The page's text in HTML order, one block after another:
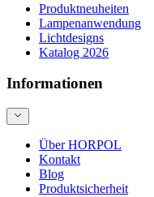
Produktneuheiten
Lampenanwendung
Lichtdesigns
Katalog 2026
Informationen
Über HORPOL
Kontakt
Blog
Produktsicherheit